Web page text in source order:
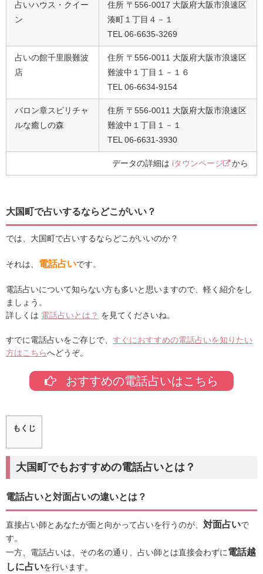
占いハウス・クイー
ン
住所 〒556-0017 大阪府大阪市浪速区
湊町１丁目４－１
TEL 06-6635-3269
占いの館千里眼難波
店
住所 〒556-0011 大阪府大阪市浪速区
難波中１丁目１－１６
TEL 06-6634-9154
バロン章スピリチャ
ルな癒しの森
住所 〒556-0011 大阪府大阪市浪速区
難波中１丁目１－１
TEL 06-6631-3930
データの詳細は iタウンページ から
大国町で占いするならどこがいい？
では、大国町で占いするならどこがいいのか？
それは、 電話占いです。
電話占いについて知らない方も多いと思いますので、軽く紹介をし
ましょう。
詳しくは 電話占いとは？ を見てくださいね。
すでに電話占いをご存じで、 すぐにおすすめの電話占いを知りたい
方はこちらへどうぞ。
おすすめの電話占いはこちら
もくじ
大国町でもおすすめの電話占いとは？
電話占いと対面占いの違いとは？
直接占い師とあなたが面と向かって占いを行うのが、 対面占いで
す。
一方、電話占いは、その名の通り、占い師とは直接会わずに電話越
しに占いを行います。